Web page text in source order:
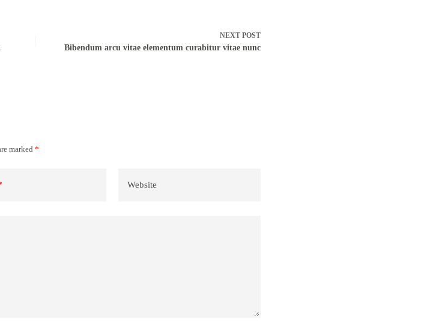
NEXT POST
Bibendum arcu vitae elementum curabitur vitae nunc
marked *
Website